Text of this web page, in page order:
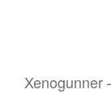
Xenogunner